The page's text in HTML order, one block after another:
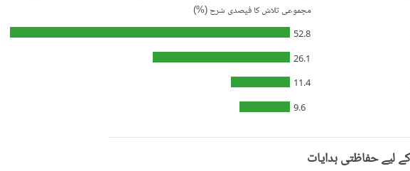
مجموعی تلاش کا فیصدی شرح (%)
52.8
26.1
11.4
9.6
لیے حفاظتی ہدایات